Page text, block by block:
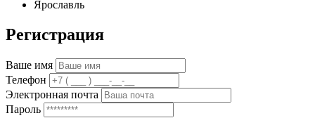
Ярославль
Регистрация
Ваше имя
Телефон
Электронная почта
Пароль